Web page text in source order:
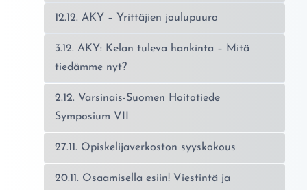
12.12. AKY – Yrittäjien joulupuuro
3.12. AKY: Kelan tuleva hankinta – Mitä
tiedämme nyt?
2.12. Varsinais-Suomen Hoitotiede
Symposium VII
27.11. Opiskelijaverkoston syyskokous
20.11. Osaamisella esiin! Viestintä ja